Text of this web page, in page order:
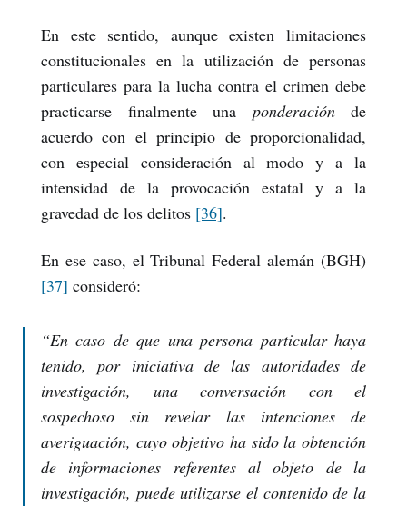
En este sentido, aunque existen limitaciones
constitucionales en la utilización de personas
particulares para la lucha contra el crimen debe
practicarse finalmente una ponderación de
acuerdo con el principio de proporcionalidad,
con especial consideración al modo y a la
intensidad de la provocación estatal y a la
gravedad de los delitos [36].
En ese caso, el Tribunal Federal alemán (BGH)
[37] consideró:
“En caso de que una persona particular haya
tenido, por iniciativa de las autoridades de
investigación, una conversación con el
sospechoso sin revelar las intenciones de
averiguación, cuyo objetivo ha sido la obtención
de informaciones referentes al objeto de la
investigación, puede utilizarse el contenido de la